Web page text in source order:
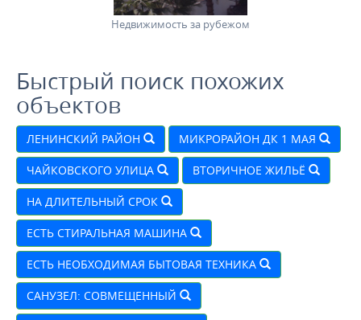
Недвижимость за рубежом
Быстрый поиск похожих
объектов
ЛЕНИНСКИЙ РАЙОН МИКРОРАЙОН ДК 1 МАЯ
ЧАЙКОВСКОГО УЛИЦА ВТОРИЧНОЕ ЖИЛЬЁ
НА ДЛИТЕЛЬНЫЙ СРОК
ЕСТЬ СТИРАЛЬНАЯ МАШИНА
ЕСТЬ НЕОБХОДИМАЯ БЫТОВАЯ ТЕХНИКА
САНУЗЕЛ: СОВМЕЩЕННЫЙ